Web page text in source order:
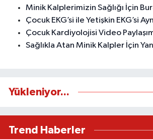
Minik Kalplerimizin Sağlığı İçin
Çocuk EKG’si ile Yetişkin EKG’si
Çocuk Kardiyolojisi Video
Sağlıkla Atan Minik Kalpler İçin
Yükleniyor...
Trend Haberler